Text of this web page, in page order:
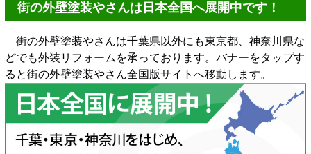
街の外壁塗装やさんは日本全国へ展開中です！
街の外壁塗装やさんは千葉県以外にも東京都、神奈川県な
どでも外装リフォームを承っております。バナーをタップす
ると街の外壁塗装やさん全国版サイトへ移動します。